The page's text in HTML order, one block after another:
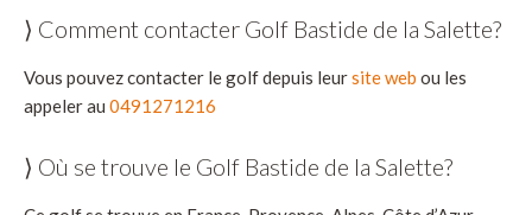
⟩ Comment contacter Golf Bastide de la Salette?
Vous pouvez contacter le golf depuis leursite web ou les
appeler au 0491271216
⟩ Où se trouve le Golf Bastide de la Salette?